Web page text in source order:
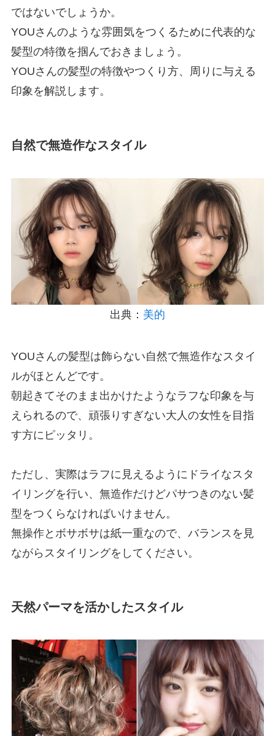
ではないでしょうか。
YOUさんのような雰囲気をつくるために代表的な
髪型の特徴を掴んでおきましょう。
YOUさんの髪型の特徴やつくり方、周りに与える
印象を解説します。
自然で無造作なスタイル
出典： 美的
YOUさんの髪型は飾らない自然で無造作なスタイ
ルがほとんどです。
朝起きてそのまま出かけたようなラフな印象を与
えられるので、頑張りすぎない大人の女性を目指
す方にピッタリ。
ただし、実際はラフに見えるようにドライなスタ
イリングを行い、無造作だけどパサつきのない髪
型をつくらなければいけません。
無操作とボサボサは紙一重なので、バランスを見
ながらスタイリングをしてください。
天然パーマを活かしたスタイル